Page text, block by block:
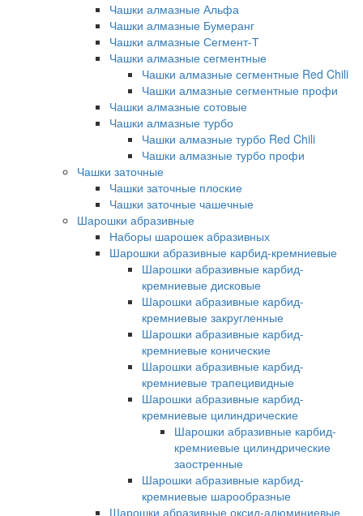
Чашки алмазные Альфа
Чашки алмазные Бумеранг
Чашки алмазные Сегмент-Т
Чашки алмазные сегментные
Чашки алмазные сегментные Red Chili
Чашки алмазные сегментные профи
Чашки алмазные сотовые
Чашки алмазные турбо
Чашки алмазные турбо Red Chili
Чашки алмазные турбо профи
Чашки заточные
Чашки заточные плоские
Чашки заточные чашечные
Шарошки абразивные
Наборы шарошек абразивных
Шарошки абразивные карбид-кремниевые
Шарошки абразивные карбид-
кремниевые дисковые
Шарошки абразивные карбид-
кремниевые закругленные
Шарошки абразивные карбид-
кремниевые конические
Шарошки абразивные карбид-
кремниевые трапецивидные
Шарошки абразивные карбид-
кремниевые цилиндрические
Шарошки абразивные карбид-
кремниевые цилиндрические
заостренные
Шарошки абразивные карбид-
кремниевые шарообразные
Шарошки абразивные оксид-адюминиевые